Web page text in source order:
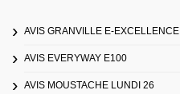
AVIS GRANVILLE E-EXCELLENCE
AVIS EVERYWAY E100
AVIS MOUSTACHE LUNDI 26